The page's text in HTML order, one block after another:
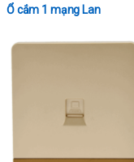
Ổ cắm 1 mạng Lan